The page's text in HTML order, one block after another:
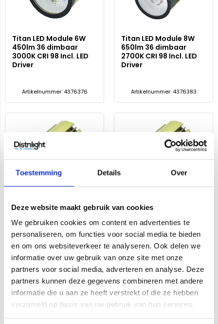
Toestemming Details Over
Deze website maakt gebruik van cookies
We gebruiken cookies om content en advertenties te
personaliseren, om functies voor social media te bieden
en om ons websiteverkeer te analyseren. Ook delen we
informatie over uw gebruik van onze site met onze
partners voor social media, adverteren en analyse. Deze
partners kunnen deze gegevens combineren met andere
informatie die u aan ze heeft verstrekt of die ze hebben
verzameld op basis van uw gebruik van hun services.
Titan LED Module 6W
450lm 36 dimbaar
3000K CRI 98 Incl. LED
Driver
Artikelnummer: 4376376
Titan LED Module 8W
650lm 36 dimbaar
2700K CRI 98 Incl. LED
Driver
Artikelnummer: 4376383
670lm 36 dimbaar
Driver
Artikelnummer: 4376390
1085lm 36 dimbaar
Driver
Artikelnummer: 4376406